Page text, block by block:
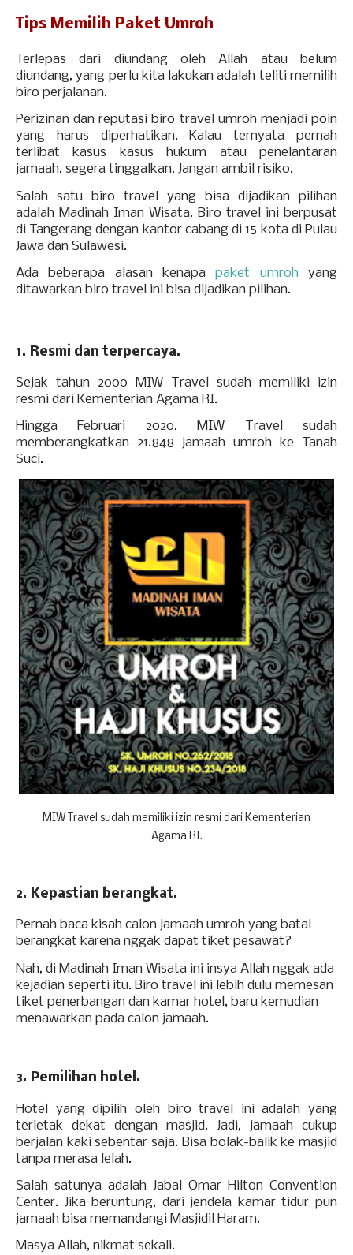
Tips Memilih Paket Umroh
Terlepas dari diundang oleh Allah atau belum
diundang, yang perlu kita lakukan adalah teliti memilih
biro perjalanan.
Perizinan dan reputasi biro travel umroh menjadi poin
yang harus diperhatikan. Kalau ternyata pernah
terlibat kasus kasus hukum atau penelantaran
jamaah, segera tinggalkan. Jangan ambil risiko.
Salah satu biro travel yang bisa dijadikan pilihan
adalah Madinah Iman Wisata. Biro travel ini berpusat
di Tangerang dengan kantor cabang di 15 kota di Pulau
Jawa dan Sulawesi.
Ada beberapa alasan kenapapaket umroh yang
ditawarkan biro travel ini bisa dijadikan pilihan.
1. Resmi dan terpercaya.
Sejak tahun 2000 MIW Travel sudah memiliki izin
resmi dari Kementerian Agama RI.
Hingga Februari 2020, MIW Travel sudah
memberangkatkan 21.848 jamaah umroh ke Tanah
Suci.
MIW Travel sudah memiliki izin resmi dari Kementerian
Agama RI.
2. Kepastian berangkat.
Pernah baca kisah calon jamaah umroh yang batal
berangkat karena nggak dapat tiket pesawat?
Nah, di Madinah Iman Wisata ini insya Allah nggak ada
kejadian seperti itu. Biro travel ini lebih dulu memesan
tiket penerbangan dan kamar hotel, baru kemudian
menawarkan pada calon jamaah.
3. Pemilihan hotel.
Hotel yang dipilih oleh biro travel ini adalah yang
terletak dekat dengan masjid. Jadi, jamaah cukup
berjalan kaki sebentar saja. Bisa bolak-balik ke masjid
tanpa merasa lelah.
Salah satunya adalah Jabal Omar Hilton Convention
Center. Jika beruntung, dari jendela kamar tidur pun
jamaah bisa memandangi Masjidil Haram.
Masya Allah, nikmat sekali.